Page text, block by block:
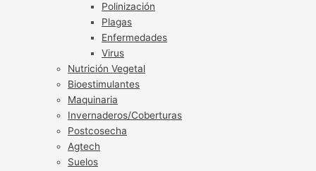
Polinización
Plagas
Enfermedades
Virus
Nutrición Vegetal
Bioestimulantes
Maquinaria
Invernaderos/Coberturas
Postcosecha
Agtech
Suelos